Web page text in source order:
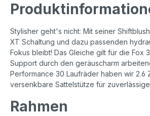
Stylisher geht's nicht: Mit seiner
XT Schaltung und dazu passenden
Fokus bleibt! Das Gleiche gilt für die
Support durch den geräuscharm
Performance 30 Laufräder haben wir 2.6
versenkbare Sattelstütze für
Rahmen